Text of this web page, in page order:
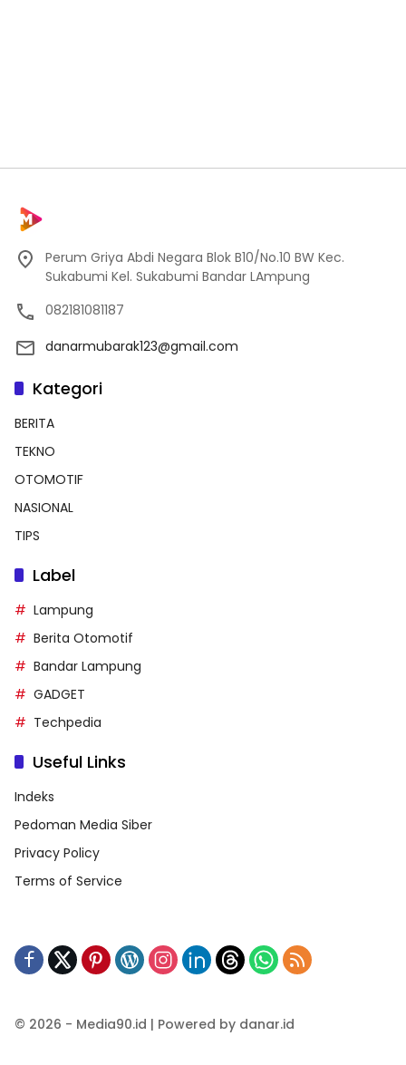
Perum Griya Abdi Negara Blok B10/No.10 BW Kec.
Sukabumi Kel. Sukabumi Bandar LAmpung
082181081187
danarmubarak123@gmail.com
Kategori
BERITA
TEKNO
OTOMOTIF
NASIONAL
TIPS
Label
Lampung
Berita Otomotif
Bandar Lampung
GADGET
Techpedia
Useful Links
Indeks
Pedoman Media Siber
Privacy Policy
Terms of Service
© 2026 - Media90.id | Powered by danar.id